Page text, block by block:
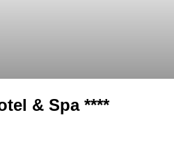
& Spa ****